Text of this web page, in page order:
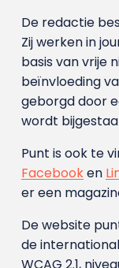
De redactie
Zij werken in
basis van vrije
beïnvloeding
geborgd door
wordt
Punt is ook te
Facebooken
er een
De website
de
WCAG 2.1,